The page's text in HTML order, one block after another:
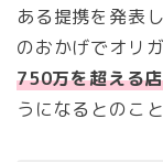
ある提携を発表
のおかげでオリ
750万を超える
うになるとのこと